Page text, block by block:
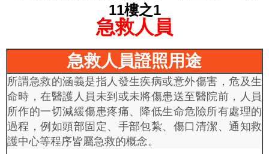
11樓之1
急救人員
急救人員證照用途
所謂急救的涵義是指人發生疾病或意外傷害，危及生
命時，在醫護人員未到或未將傷患送至醫院前，人員
所作的一切減緩傷患疼痛、降低生命危險所有處理的
過程，例如頭部固定、手部包紮、傷口清潔、通知救
護中心等程序皆屬急救的概念。